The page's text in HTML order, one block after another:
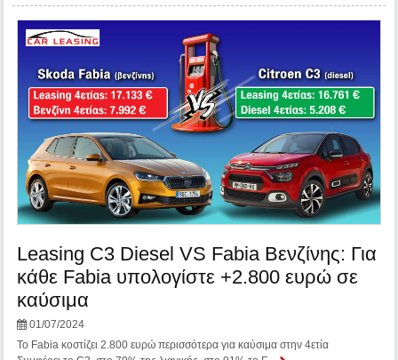
Leasing C3 Diesel VS Fabia Βενζίνης: Για
κάθε Fabia υπολογίστε +2.800 ευρώ σε
καύσιμα
01/07/2024
Το Fabia κοστίζει 2.800 ευρώ περισσότερα για καύσιμα στην 4ετία